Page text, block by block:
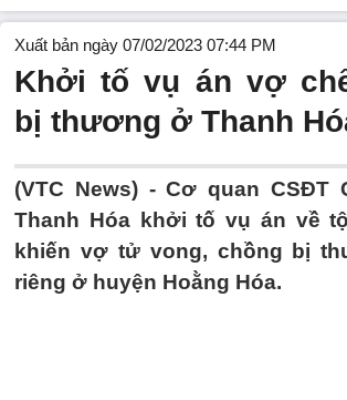
Xuất bản ngày 07/02/2023 07:44 PM
Khởi tố vụ án vợ
bị thương ở Thanh
(VTC News) -Cơ quan CSĐT
Thanh Hóa khởi tố vụ án về
khiến vợ tử vong, chồng bị
riêng ở huyện Hoằng Hóa.